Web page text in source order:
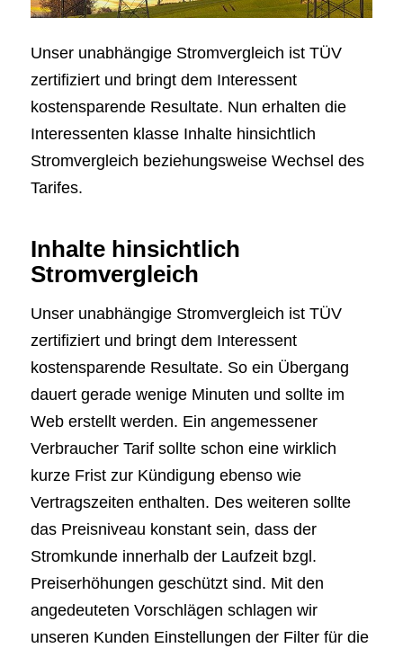
Unser unabhängige Stromvergleich ist TÜV
zertifiziert und bringt dem Interessent
kostensparende Resultate. Nun erhalten die
Interessenten klasse Inhalte hinsichtlich
Stromvergleich beziehungsweise Wechsel des
Tarifes.
Inhalte hinsichtlich
Stromvergleich
Unser unabhängige Stromvergleich ist TÜV
zertifiziert und bringt dem Interessent
kostensparende Resultate. So ein Übergang
dauert gerade wenige Minuten und sollte im
Web erstellt werden. Ein angemessener
Verbraucher Tarif sollte schon eine wirklich
kurze Frist zur Kündigung ebenso wie
Vertragszeiten enthalten. Des weiteren sollte
das Preisniveau konstant sein, dass der
Stromkunde innerhalb der Laufzeit bzgl.
Preiserhöhungen geschützt sind. Mit den
angedeuteten Vorschlägen schlagen wir
unseren Kunden Einstellungen der Filter für die